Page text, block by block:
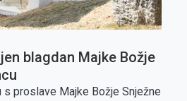
blagdan Majke Božje
proslave Majke Božje Snježne